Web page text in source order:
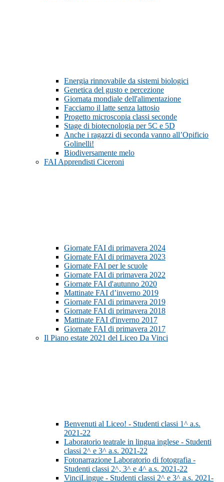
Energia rinnovabile da sistemi biologici
Genetica del gusto e percezione
Giornata mondiale dell'alimentazione
Facciamo il latte senza lattosio
Progetto microscopia classi seconde
Stage di biotecnologia per 5C e 5D
Anche i ragazzi di seconda vanno all’Opificio
Golinelli!
Biodiversamente melo
FAI Apprendisti Ciceroni
Giornate FAI di primavera 2024
Giornate FAI di primavera 2023
Giornate FAI per le scuole
Giornate FAI di primavera 2022
Giornate FAI d'autunno 2020
Mattinate FAI d’inverno 2019
Giornate FAI di primavera 2019
Giornate FAI di primavera 2018
Mattinate FAI d'inverno 2017
Giornate FAI di primavera 2017
Il Piano estate 2021 del Liceo Da Vinci
Benvenuti al Liceo! - Studenti classi 1^ a.s.
2021-22
Laboratorio teatrale in lingua inglese - Studenti
classi 2^ e 3^ a.s. 2021-22
Fotonarrazione Laboratorio di fotografia -
Studenti classi 2^, 3^ e 4^ a.s. 2021-22
VinciLingue - Studenti classi 2^ e 3^ a.s. 2021-